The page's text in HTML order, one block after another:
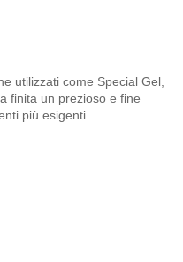
utilizzati come Special Gel,
finita un prezioso e fine
più esigenti.